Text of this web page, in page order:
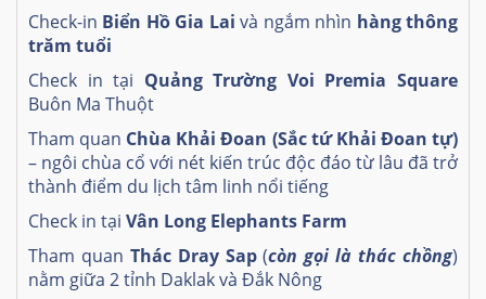
Check-in Biển Hồ Gia Laivà ngắm nhìn hàng thông
trăm tuổi
Check in tại Quảng Trường Voi Premia Square
Buôn Ma Thuột
Tham quan Chùa Khải Đoan (Sắc tứ Khải Đoan tự)
– ngôi chùa cổ với nét kiến trúc độc đáo từ lâu đã trở
thành điểm du lịch tâm linh nổi tiếng
Check in tại Vân Long Elephants Farm
Tham quan Thác Dray Sap(còn gọi là thác chồng)
nằm giữa 2 tỉnh Daklak và Đắk Nông